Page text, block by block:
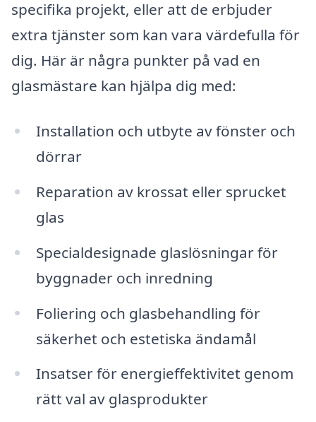
specifika projekt, eller att de erbjuder
extra tjänster som kan vara värdefulla för
dig. Här är några punkter på vad en
glasmästare kan hjälpa dig med:
Installation och utbyte av fönster och
dörrar
Reparation av krossat eller sprucket
glas
Specialdesignade glaslösningar för
byggnader och inredning
Foliering och glasbehandling för
säkerhet och estetiska ändamål
Insatser för energieffektivitet genom
rätt val av glasprodukter